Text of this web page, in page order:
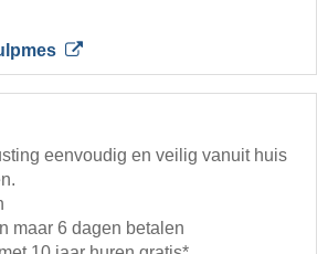
eenvoudig en veilig vanuit huis
maar 6 dagen betalen